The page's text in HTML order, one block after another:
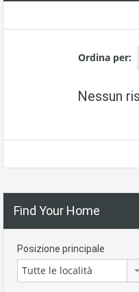
Ordina per:
Nessun
Find Your Home
Posizione principale
Tutte le località